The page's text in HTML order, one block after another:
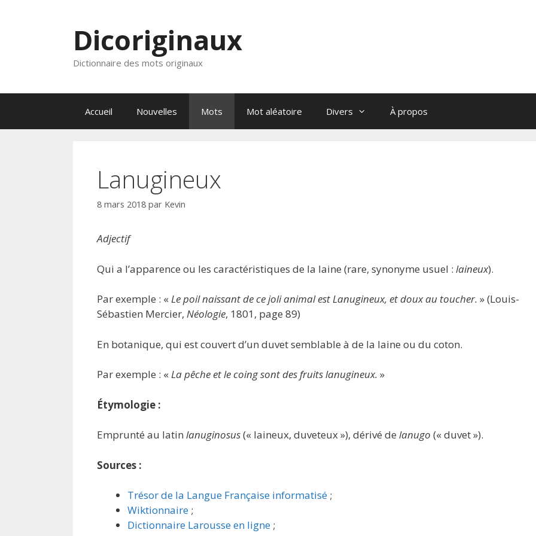
Dicoriginaux
Dictionnaire des mots originaux
Accueil Nouvelles Mots Mot aléatoire Divers À propos
Lanugineux
8 mars 2018 par Kevin
Adjectif
Qui a l’apparence ou les caractéristiques de la laine (rare, synonyme usuel : laineux).
Par exemple : « Le poil naissant de ce joli animal est Lanugineux, et doux au toucher. » (Louis-
Sébastien Mercier, Néologie, 1801, page 89)
En botanique, qui est couvert d’un duvet semblable à de la laine ou du coton.
Par exemple : « La pêche et le coing sont des fruits lanugineux. »
Étymologie :
Emprunté au latin lanuginosus(« laineux, duveteux »), dérivé de lanugo (« duvet »).
Sources :
Trésor de la Langue Française informatisé ;
Wiktionnaire ;
Dictionnaire Larousse en ligne ;